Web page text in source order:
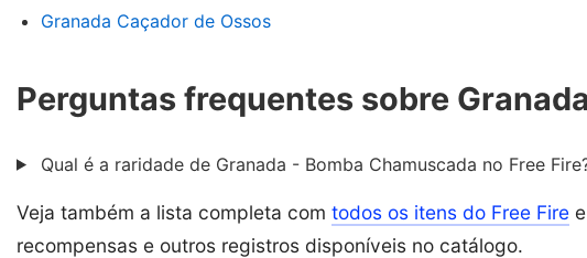
Granada Caçador de Ossos
Perguntas frequentes sobre
Qual é a raridade de Granada - Bomba Chamuscada no Free
Veja também a lista completa com todos os itens do Free Fire
recompensas e outros registros disponíveis no catálogo.